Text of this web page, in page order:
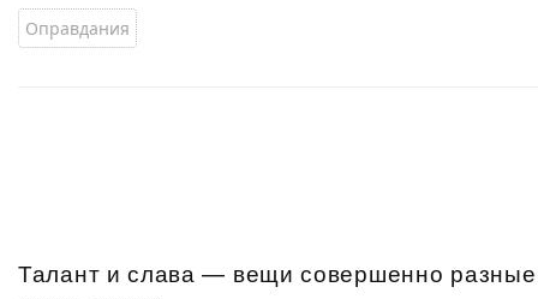
Оправдания
Талант и слава — вещи совершенно